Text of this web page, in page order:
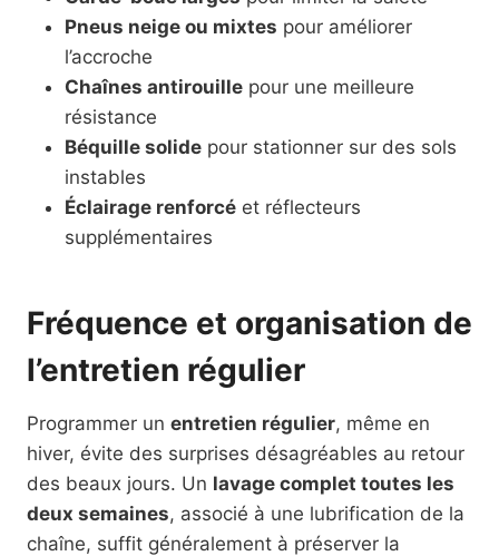
Pneus neige ou mixtes pour améliorer
l’accroche
Chaînes antirouille pour une meilleure
résistance
Béquille solide pour stationner sur des sols
instables
Éclairage renforcé et réflecteurs
supplémentaires
Fréquence et organisation de
l’entretien régulier
Programmer un entretien régulier, même en
hiver, évite des surprises désagréables au retour
des beaux jours. Un lavage complet toutes les
deux semaines, associé à une lubrification de la
chaîne, suffit généralement à préserver la